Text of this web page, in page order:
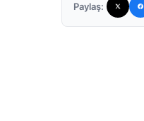
Paylaş: